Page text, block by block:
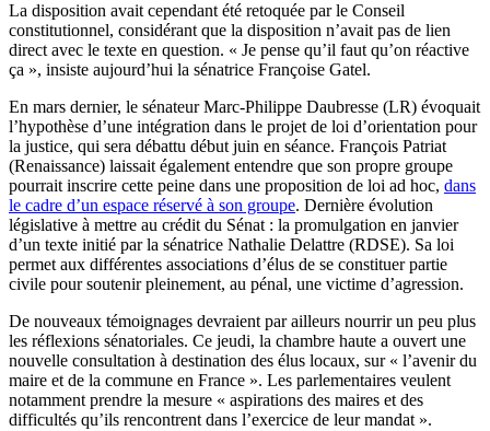
La disposition avait cependant été retoquée par le Conseil
constitutionnel, considérant que la disposition n’avait pas de lien
direct avec le texte en question. « Je pense qu’il faut qu’on réactive
ça », insiste aujourd’hui la sénatrice Françoise Gatel.
En mars dernier, le sénateur Marc-Philippe Daubresse (LR) évoquait
l’hypothèse d’une intégration dans le projet de loi d’orientation pour
la justice, qui sera débattu début juin en séance. François Patriat
(Renaissance) laissait également entendre que son propre groupe
pourrait inscrire cette peine dans une proposition de loi ad hoc, dans
le cadre d’un espace réservé à son groupe. Dernière évolution
législative à mettre au crédit du Sénat : la promulgation en janvier
d’un texte initié par la sénatrice Nathalie Delattre (RDSE). Sa loi
permet aux différentes associations d’élus de se constituer partie
civile pour soutenir pleinement, au pénal, une victime d’agression.
De nouveaux témoignages devraient par ailleurs nourrir un peu plus
les réflexions sénatoriales. Ce jeudi, la chambre haute a ouvert une
nouvelle consultation à destination des élus locaux, sur « l’avenir du
maire et de la commune en France ». Les parlementaires veulent
notamment prendre la mesure « aspirations des maires et des
difficultés qu’ils rencontrent dans l’exercice de leur mandat ».